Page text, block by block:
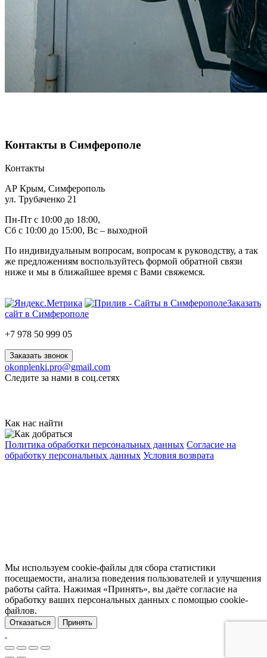
Контакты в Симферополе
Контакты
АР Крым, Симферополь
ул. Трубаченко 21
Пн-Пт с 10:00 до 18:00,
Сб с 10:00 до 15:00, Вс – выходной
По индивидуальным вопросам, вопросам к руководству, а так
же предложениям воспользуйтесь формой обратной связи
ниже и мы в ближайшее время с Вами свяжемся.
Заказать
сайт в Симферополе
+7 978 50 999 05
Заказать звонок
okonplenki.pro@gmail.com
Следите за нами в соц.сетях
Как нас найти
Политика обработки персональных данных Согласие на
обработку персональных данных Условия возврата
Мы используем cookie-файлы для сбора статистики
посещаемости, анализа поведения пользователей и улучшения
работы сайта. Нажимая «Принять», вы даёте согласие на
обработку ваших персональных данных с помощью cookie-
файлов.
Отказаться Принять